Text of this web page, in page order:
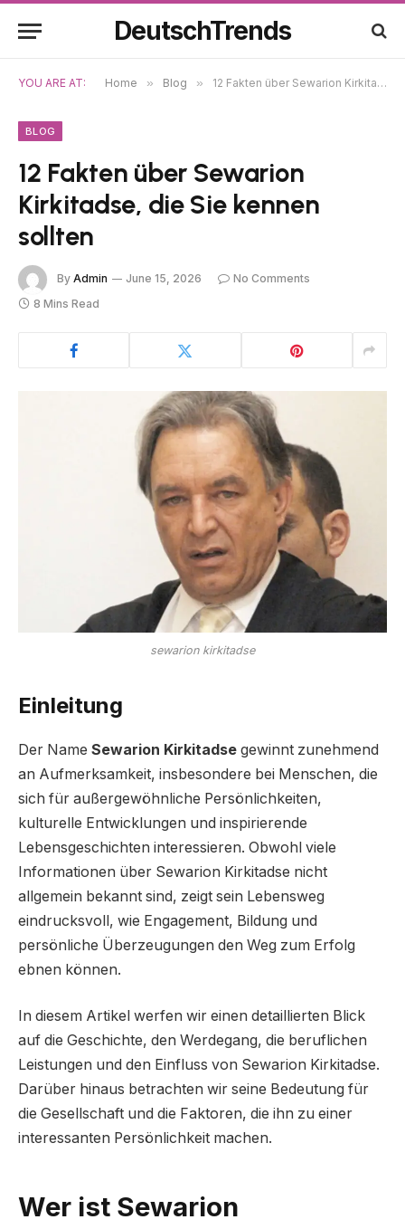
DeutschTrends
YOU ARE AT: Home » Blog » 12 Fakten über Sewarion Kirkitadse, die Sie kennen sollten
BLOG
12 Fakten über Sewarion
Kirkitadse, die Sie kennen
sollten
By Admin June 15, 2026
No Comments
8 Mins Read
sewarion kirkitadse
Einleitung
Der Name Sewarion Kirkitadse gewinnt zunehmend
an Aufmerksamkeit, insbesondere bei Menschen, die
sich für außergewöhnliche Persönlichkeiten,
kulturelle Entwicklungen und inspirierende
Lebensgeschichten interessieren. Obwohl viele
Informationen über Sewarion Kirkitadse nicht
allgemein bekannt sind, zeigt sein Lebensweg
eindrucksvoll, wie Engagement, Bildung und
persönliche Überzeugungen den Weg zum Erfolg
ebnen können.
In diesem Artikel werfen wir einen detaillierten Blick
auf die Geschichte, den Werdegang, die beruflichen
Leistungen und den Einfluss von Sewarion Kirkitadse.
Darüber hinaus betrachten wir seine Bedeutung für
die Gesellschaft und die Faktoren, die ihn zu einer
interessanten Persönlichkeit machen.
Wer ist Sewarion